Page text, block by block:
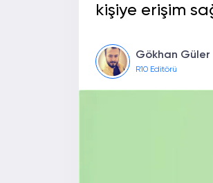
kişiye erişim
Gökhan Güler
R10 Editörü